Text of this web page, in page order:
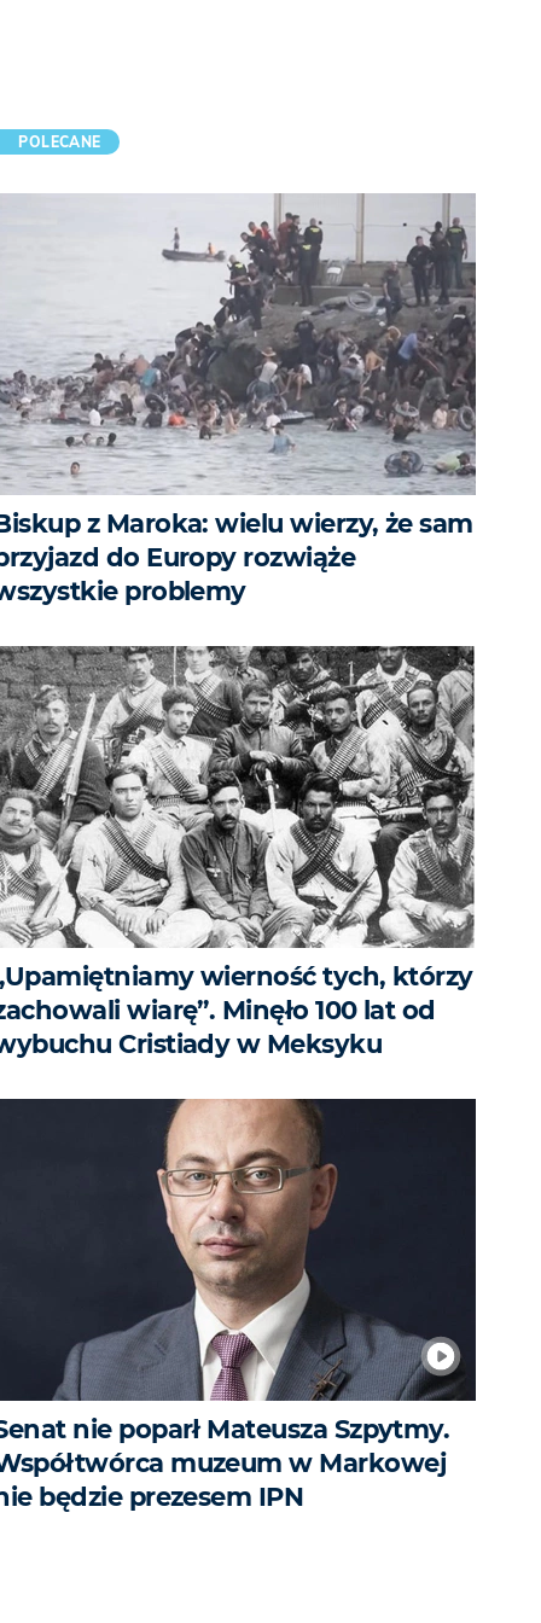
POLECANE
z Maroka: wielu wierzy, że sam
do Europy rozwiąże
problemy
wierność tych, którzy
wiarę”. Minęło 100 lat od
Cristiady w Meksyku
nie poparł Mateusza Szpytmy.
muzeum w Markowej
będzie prezesem IPN